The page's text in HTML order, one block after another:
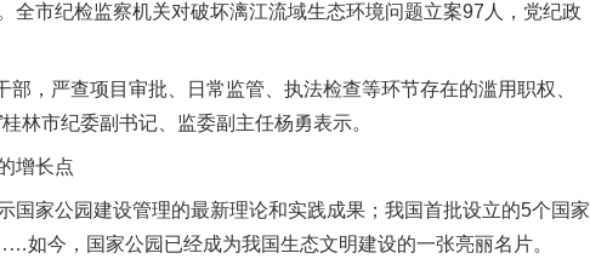
市纪检监察机关对破坏漓江流域生态环境问题立案97人，党纪政
，严查项目审批、日常监管、执法检查等环节存在的滥用职权、
林市纪委副书记、监委副主任杨勇表示。
增长点
家公园建设管理的最新理论和实践成果；我国首批设立的5个国家
如今，国家公园已经成为我国生态文明建设的一张亮丽名片。